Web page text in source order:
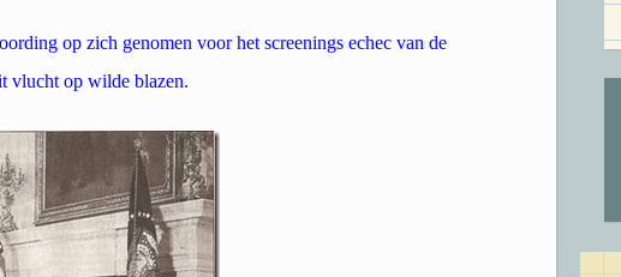
op zich genomen voor het screenings echec van de
vlucht op wilde blazen.